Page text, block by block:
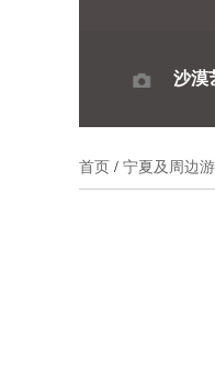
沙漠
首页 / 宁夏及周边游